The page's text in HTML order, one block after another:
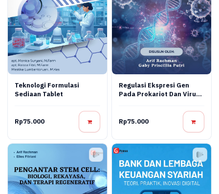
Teknologi Formulasi
Sediaan Tablet
Rp75.000
Regulasi Ekspresi Gen
Pada Prokariot Dan Virus:
Mekanisme Regulasi, Dan
Aplikasi Bioteknologi
Rp75.000